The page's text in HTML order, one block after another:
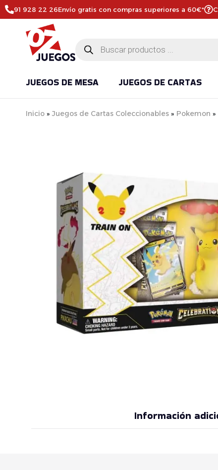
91 928 22 26Envío gratis con compras superiores a 60€*
JUEGOS DE MESA JUEGOS DE CARTAS
Inicio » Juegos de Cartas Coleccionables » Pokemon »
Información